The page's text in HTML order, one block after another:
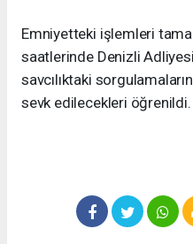
Emniyetteki işlemleri
saatlerinde Denizli
savcılıktaki
sevk edilecekleri öğrenildi.